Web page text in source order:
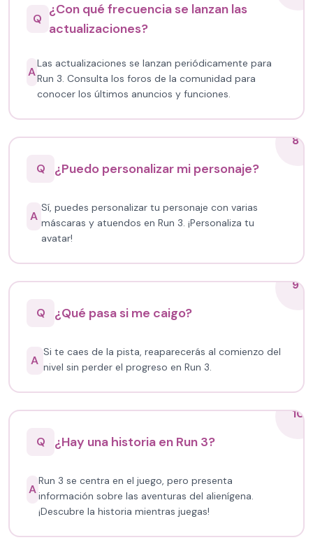
Q
¿Con qué frecuencia se lanzan las
actualizaciones?
A
Las actualizaciones se lanzan periódicamente para
Run 3. Consulta los foros de la comunidad para
conocer los últimos anuncios y funciones.
8
Q
¿Puedo personalizar mi personaje?
A
Sí, puedes personalizar tu personaje con varias
máscaras y atuendos en Run 3. ¡Personaliza tu
avatar!
9
Q
¿Qué pasa si me caigo?
A
Si te caes de la pista, reaparecerás al comienzo del
nivel sin perder el progreso en Run 3.
10
Q
¿Hay una historia en Run 3?
A
Run 3 se centra en el juego, pero presenta
información sobre las aventuras del alienígena.
¡Descubre la historia mientras juegas!